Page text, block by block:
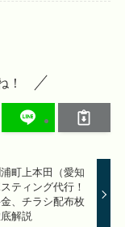
！
町上本田（愛知
ティング代行！
、チラシ配布枚
解説